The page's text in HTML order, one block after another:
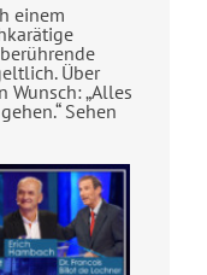
einem
Über
Wunsch: „Alles
Sehen